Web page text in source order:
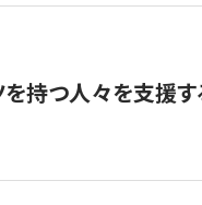
持つ人々を支援